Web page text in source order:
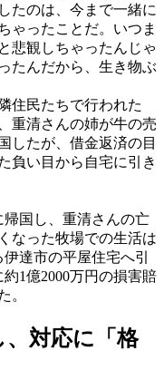
たのは、今まで一緒に
ゃったことだ。いつま
悲観しちゃったんじゃ
たんだから、生き物ぶ
住民たちで行われた
重清さんの姉が牛の売
したが、借金返済の目
負い目から自宅に引き
国し、重清さんの亡
なった牧場での生活は
達市の平屋住宅へ引
1億2000万円の損害賠
。
、対応に「格